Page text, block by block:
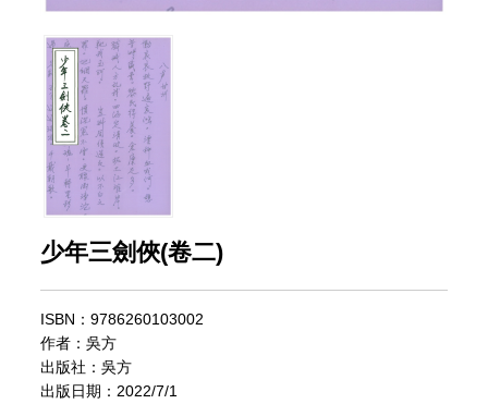
少年三劍俠(卷二)
ISBN：9786260103002
作者：吳方
出版社：吳方
出版日期：2022/7/1